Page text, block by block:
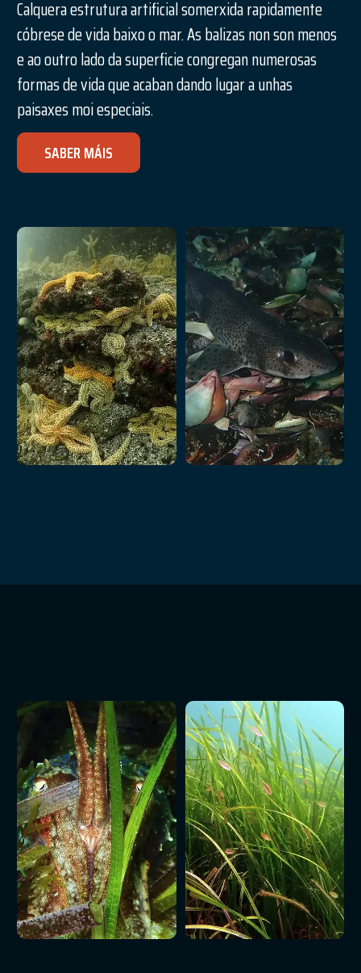
Calquera estrutura artificial somerxida rapidamente
cóbrese de vida baixo o mar. As balizas non son menos
e ao outro lado da superficie congregan numerosas
formas de vida que acaban dando lugar a unhas
paisaxes moi especiais.
SABER MÁIS